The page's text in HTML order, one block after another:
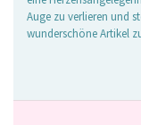
Auge zu verlieren und
wunderschöne Artikel